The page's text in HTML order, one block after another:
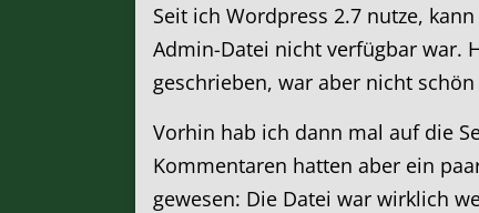
Seit ich Wordpress 2.7 nutze,
Admin-Datei nicht verfügbar war.
geschrieben, war aber nicht
Vorhin hab ich dann mal auf die
Kommentaren hatten aber ein
gewesen: Die Datei war wirklich